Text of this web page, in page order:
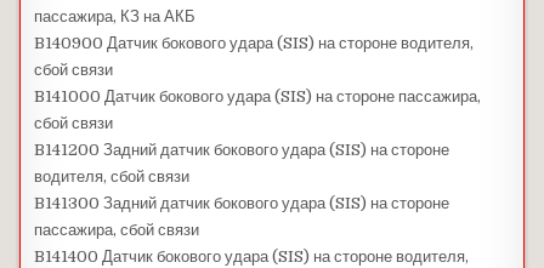
пассажира, КЗ на АКБ
B140900 Датчик бокового удара (SIS) на стороне водителя,
сбой связи
B141000 Датчик бокового удара (SIS) на стороне пассажира,
сбой связи
B141200 Задний датчик бокового удара (SIS) на стороне
водителя, сбой связи
B141300 Задний датчик бокового удара (SIS) на стороне
пассажира, сбой связи
B141400 Датчик бокового удара (SIS) на стороне водителя,